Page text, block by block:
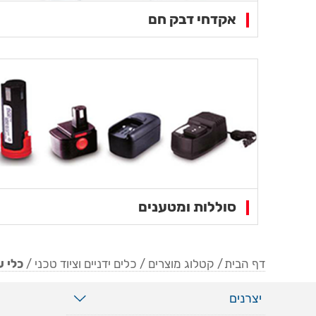
אקדחי דבק חם
סוללות ומטענים
דף הבית/ קטלוג מוצרים / כלים ידניים וציוד טכני / כלי
עבודה
יצרנים